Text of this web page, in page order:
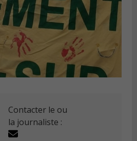
Contacter le ou
la journaliste :